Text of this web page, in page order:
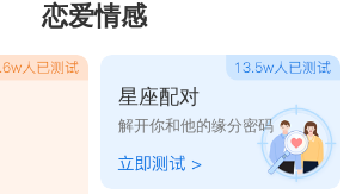
恋爱情感
星座配对
解开你和他的缘分密码